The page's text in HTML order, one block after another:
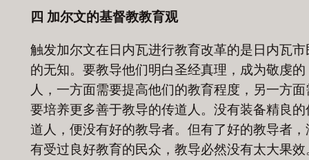
四 加尔文的基督教教育观
触发加尔文在日内瓦进行教育改革的是日内瓦市
的无知。要教导他们明白圣经真理，成为敬虔的
人，一方面需要提高他们的教育程度，另一方面
要培养更多善于教导的传道人。没有装备精良的
道人，便没有好的教导者。但有了好的教导者，
有受过良好教育的民众，教导必然没有太大果效